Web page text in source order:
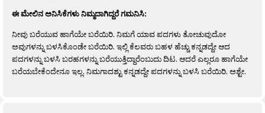
ಈ ಮೇಲಿನ ಅನಿಸಿಕೆಗಳು ನಿಮ್ಮದಾಗಿದ್ದರೆ ಗಮನಿಸಿ:
ನೀವು ಬರೆಯುವ ಹಾಗೆಯೇ ಬರೆಯಿರಿ. ನಿಮಗೆ ಯಾವ ಪದಗಳು ತೋಚುವುದೋ
ಅವುಗಳನ್ನು ಬಳಸಿಕೊಂಡೇ ಬರೆಯಿರಿ. ಇಲ್ಲಿ ಕೆಲವರು ಬಹಳ ಹೆಚ್ಚು ಕನ್ನಡದ್ದೇ ಆದ
ಪದಗಳನ್ನು ಬಳಸಿ ಬರಹಗಳನ್ನು ಬರೆಯುತ್ತಿದ್ದಾರೆಂಬುದು ದಿಟ. ಆದರೆ ಎಲ್ಲರೂ ಹಾಗೆಯೇ
ಬರೆಯಬೇಕೆಂದೇನೂ ಇಲ್ಲ. ನಿಮಗಾದಶ್ಟು ಕನ್ನಡದ್ದೇ ಪದಗಳನ್ನು ಬಳಸಿ ಬರೆಯಿರಿ, ಅಶ್ಟೇ.